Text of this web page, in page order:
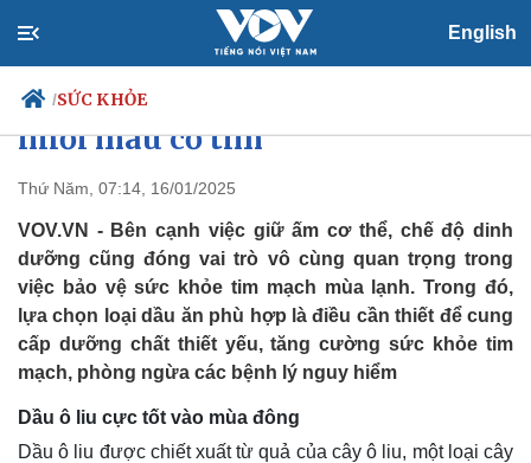
English
/SỨC KHỎE
Chính trị
Đảng
Tổ chức nhân sự
Quốc hội
Nhận diện sự thật
Xã hội
Tin 24h
Dự báo thời tiết
Giáo dục
Việc làm
Biển đảo
Những loại dầu cực tốt ăn vào
mùa đông không lo đột quỵ,
nhồi máu cơ tim
Thứ Năm, 07:14, 16/01/2025
VOV.VN - Bên cạnh việc giữ ấm cơ thể, chế độ dinh
dưỡng cũng đóng vai trò vô cùng quan trọng trong
việc bảo vệ sức khỏe tim mạch mùa lạnh. Trong đó,
lựa chọn loại dầu ăn phù hợp là điều cần thiết để cung
cấp dưỡng chất thiết yếu, tăng cường sức khỏe tim
mạch, phòng ngừa các bệnh lý nguy hiểm
Dầu ô liu cực tốt vào mùa đông
Dầu ô liu được chiết xuất từ quả của cây ô liu, một loại cây